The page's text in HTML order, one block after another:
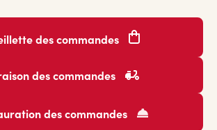
des commandes
des commandes
des commandes